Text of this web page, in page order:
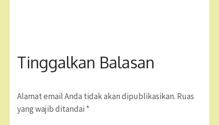
Tinggalkan Balasan
Alamat email Anda tidak akan dipublikasikan. Ruas
yang wajib ditandai *